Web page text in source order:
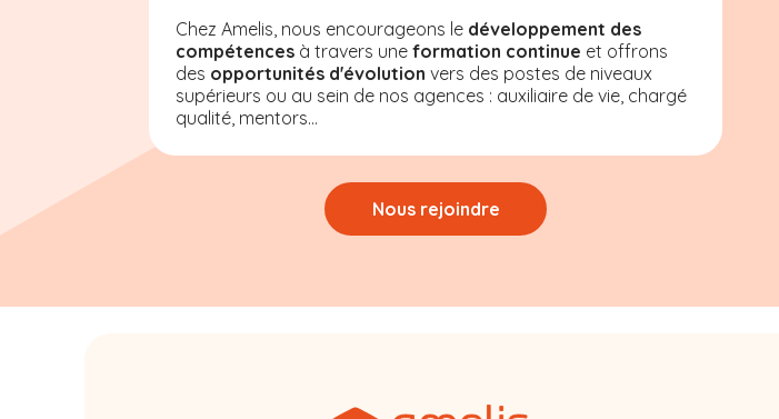
Chez Amelis, nous encourageons le développement des
compétences à travers une formation continue et offrons
des opportunités d'évolution vers des postes de niveaux
supérieurs ou au sein de nos agences : auxiliaire de vie, chargé
qualité, mentors...
Nous rejoindre